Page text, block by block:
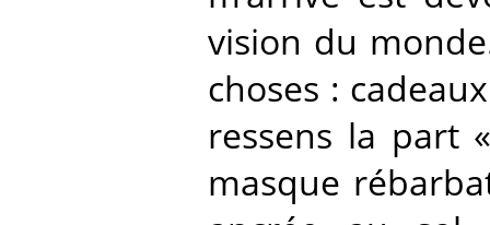
vision du
choses :
ressens la part
masque